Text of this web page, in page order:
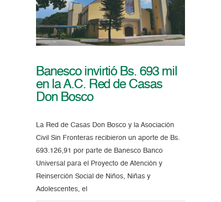
Banesco invirtió Bs. 693 mil
en la A.C. Red de Casas
Don Bosco
La Red de Casas Don Bosco y la Asociación
Civil Sin Fronteras recibieron un aporte de Bs.
693.126,91 por parte de Banesco Banco
Universal para el Proyecto de Atención y
Reinserción Social de Niños, Niñas y
Adolescentes, el